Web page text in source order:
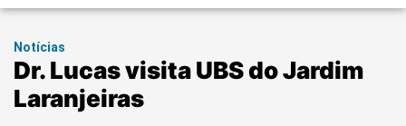
Notícias
Dr. Lucas visita UBS do Jardim
Laranjeiras